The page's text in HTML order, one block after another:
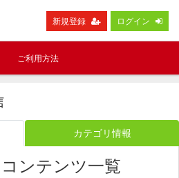
新規登録 ログイン
ご利用方法
カテゴリ情報
ンテンツ一覧